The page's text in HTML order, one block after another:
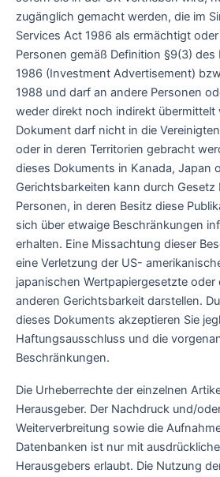
zugänglich gemacht werden, die im
Services Act 1986 als ermächtigt
Personen gemäß Definition §9(3) des
1986 (Investment Advertisement)
1988 und darf an andere Personen
weder direkt noch indirekt übermittelt
Dokument darf nicht in die
oder in deren Territorien gebracht
dieses Dokuments in Kanada, Japan
Gerichtsbarkeiten kann durch
Personen, in deren Besitz diese
sich über etwaige Beschränkungen
erhalten. Eine Missachtung dieser
eine Verletzung der US-
japanischen Wertpapiergesetzte oder
anderen Gerichtsbarkeit darstellen.
dieses Dokuments akzeptieren Sie
Haftungsausschluss und die
Beschränkungen.
Die Urheberrechte der einzelnen
Herausgeber. Der Nachdruck und/
Weiterverbreitung sowie die
Datenbanken ist nur mit
Herausgebers erlaubt. Die Nutzung